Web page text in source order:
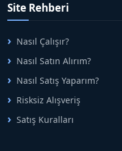
arasındaki süreci risksiz
alışveriş sistemi ile koruyan
ticaretin güvenli
adreslerinden birisidir.
Site Rehberi
Nasıl Çalışır?
Nasıl Satın Alırım?
Nasıl Satış Yaparım?
Risksiz Alışveriş
Satış Kuralları